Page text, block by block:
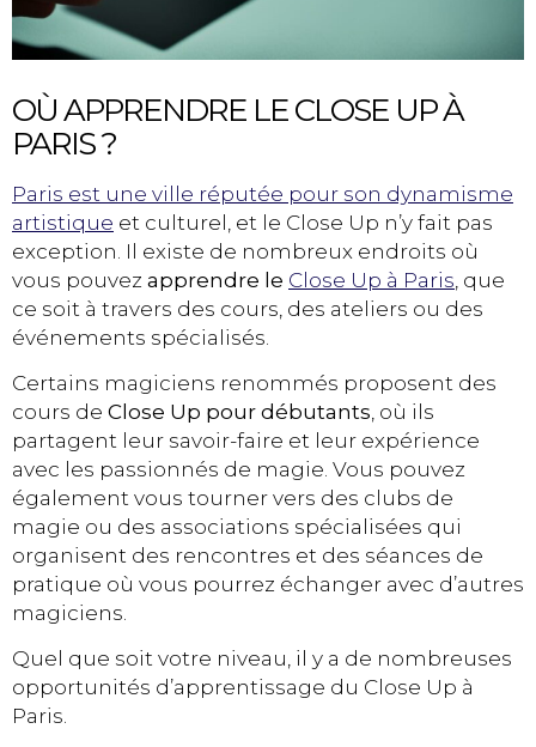
OÙ APPRENDRE LE CLOSE UP À
PARIS ?
Paris est une ville réputée pour son dynamisme
artistique et culturel, et le Close Up n’y fait pas
exception. Il existe de nombreux endroits où
vous pouvez apprendre le Close Up à Paris , que
ce soit à travers des cours, des ateliers ou des
événements spécialisés.
Certains magiciens renommés proposent des
cours de Close Up pour débutants, où ils
partagent leur savoir-faire et leur expérience
avec les passionnés de magie. Vous pouvez
également vous tourner vers des clubs de
magie ou des associations spécialisées qui
organisent des rencontres et des séances de
pratique où vous pourrez échanger avec d’autres
magiciens.
Quel que soit votre niveau, il y a de nombreuses
opportunités d’apprentissage du Close Up à
Paris.